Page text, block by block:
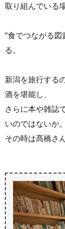
取り組んでいる
“食でつながる
る。
新潟を旅行する
酒を堪能し、
さらに本や雑誌
いのではないか。
その時は髙橋さ